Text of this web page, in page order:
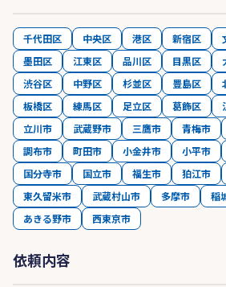
千代田区 中央区 港区 新宿区
墨田区
江東区 品川区 目黒区
渋谷区
中野区 杉並区 豊島区
板橋区
練馬区 足立区 葛飾区
立川市
武蔵野市 三鷹市 青梅市
調布市
町田市 小金井市 小平市
国分寺市
国立市 福生市 狛江市
東久留米市
武蔵村山市 多摩市 稲
あきる野市
西東京市
依頼内容